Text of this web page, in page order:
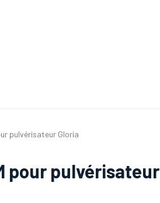
pulvérisateur Gloria
pour pulvérisateur